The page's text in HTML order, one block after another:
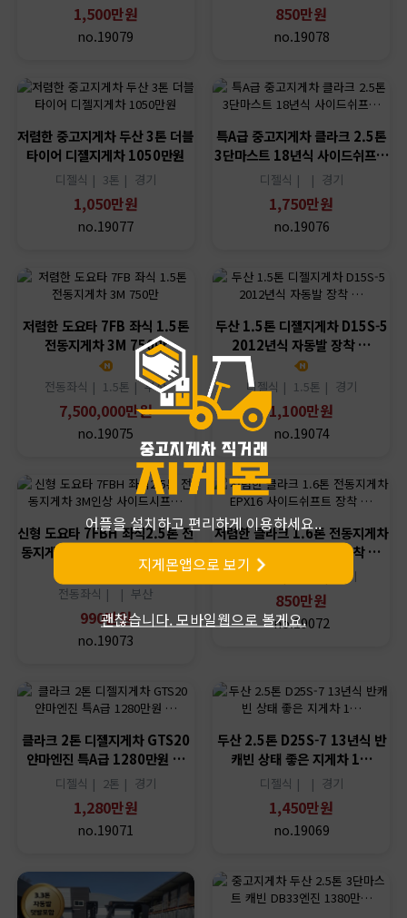
어플을 설치하고 편리하게 이용하세요..
지게몬앱으로 보기
괜찮습니다. 모바일웹으로 볼게요.
1,500만원
no.19079
850만원
no.19078
저렴한 중고지게차 두산 3톤 더블
타이어 디젤지게차 1050만원
디젤식 | 3톤 | 경기
1,050만원
no.19077
특A급 중고지게차 클라크 2.5톤
3단마스트 18년식 사이드쉬프…
디젤식 | | 경기
1,750만원
no.19076
저렴한 도요타 7FB 좌식 1.5톤
전동지게차 3M 750만
전동좌식 | 1.5톤 |부산
7,500,000만원
no.19075
두산 1.5톤 디젤지게차 D15S-5
2012년식 자동발 장착 …
디젤식 | 1.5톤 | 경기
1,100만원
no.19074
신형 도요타 7FBH 좌식2.5톤 전
동지게차 3M인상 사이드시프…
전동좌식 | |부산
990만원
no.19073
저렴한 클라크 1.6톤 전동지게차
EPX16 사이드쉬프트 장착 …
디젤식 | 경기
850만원
no.19072
클라크 2톤 디젤지게차 GTS20
얀마엔진 특A급 1280만원 …
디젤식 | 2톤 | 경기
1,280만원
no.19071
두산 2.5톤 D25S-7 13년식 반
캐빈 상태 좋은 지게차 1…
디젤식 | | 경기
1,450만원
no.19069